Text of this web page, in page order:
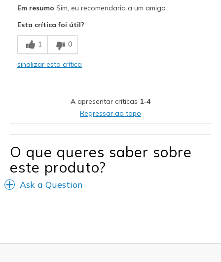
Comfortable
Melhores utilizações
Casual Wear
Feels true to size
Shoes are for Wearing
Em resumo Sim, eu recomendaria a um amigo
Esta crítica foi útil?
1 0
sinalizar esta crítica
A apresentar críticas 1-4
Regressar ao topo
O que queres saber sobre
este produto?
Ask a Question